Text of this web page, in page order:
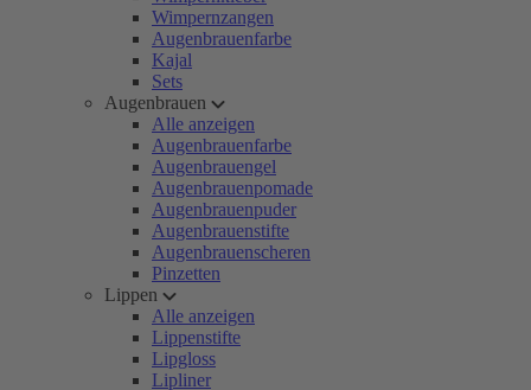
Wimpernzangen
Augenbrauenfarbe
Kajal
Sets
Augenbrauen
Alle anzeigen
Augenbrauenfarbe
Augenbrauengel
Augenbrauenpomade
Augenbrauenpuder
Augenbrauenstifte
Augenbrauenscheren
Pinzetten
Lippen
Alle anzeigen
Lippenstifte
Lipgloss
Lipliner